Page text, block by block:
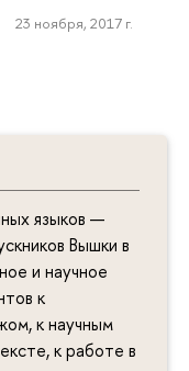
языков —
Вышки в
и научное
к
к научным
к работе в
23 ноября, 2017 г.